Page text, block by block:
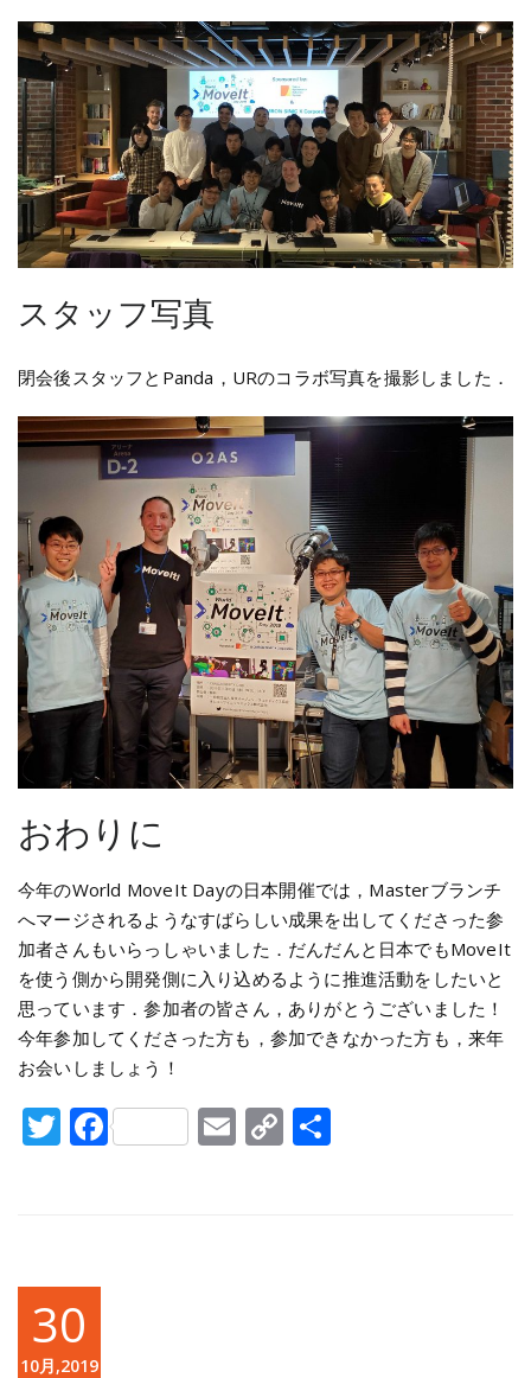
スタッフ写真
閉会後スタッフとPanda，URのコラボ写真を撮影しました．
おわりに
今年のWorld MoveIt Dayの日本開催では，Masterブランチ
へマージされるようなすばらしい成果を出してくださった参
加者さんもいらっしゃいました．だんだんと日本でもMoveIt
を使う側から開発側に入り込めるように推進活動をしたいと
思っています．参加者の皆さん，ありがとうございました！
今年参加してくださった方も，参加できなかった方も，来年
お会いしましょう！
Twitter
FacebookEmail
Copy
Link
30
10月,2019